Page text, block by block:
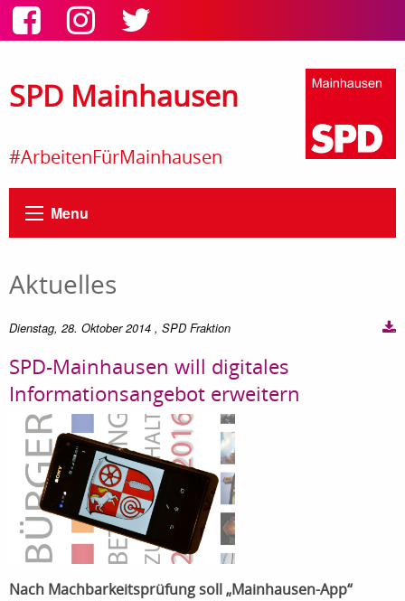
SPD Mainhausen
#ArbeitenFürMainhausen
Menu
Aktuelles
Dienstag, 28. Oktober 2014 , SPD Fraktion
SPD-Mainhausen will digitales
Informationsangebot erweitern
Nach Machbarkeitsprüfung soll „Mainhausen-App“